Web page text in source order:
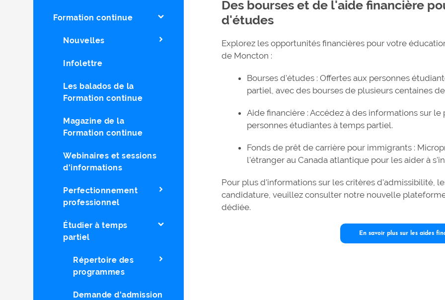
Formation continue
Nouvelles
Infolettre
Les balados de la
Formation continue
Magazine de la
Formation continue
Webinaires et sessions
d'informations
Perfectionnement
professionnel
Étudier à temps
partiel
Répertoire des
programmes
Demande d'admission
Des bourses et de l'aide financière
d'études
Explorez les opportunités financières pour votre
de Moncton :
Bourses d'études : Offertes aux personnes
partiel, avec des bourses de plusieurs centaines
Aide financière : Accédez à des informations sur
personnes étudiantes à temps partiel.
Fonds de prêt de carrière pour immigrants :
l'étranger au Canada atlantique pour les aider à
Pour plus d'informations sur les critères d'admissibilité,
candidature, veuillez consulter notre nouvelle
dédiée.
En savoir plus sur les aides